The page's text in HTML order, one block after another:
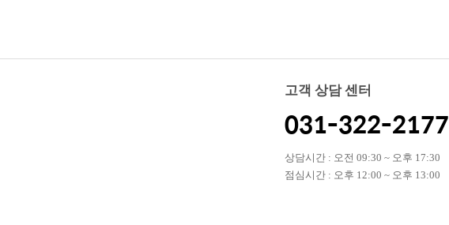
고객 상담 센터
031-322-2177
상담시간 : 오전 09:30 ~ 오후 17:30
점심시간 : 오후 12:00 ~ 오후 13:00